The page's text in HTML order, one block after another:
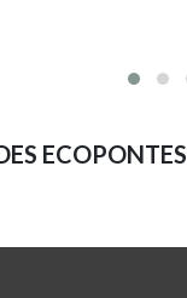
ECOPONTES